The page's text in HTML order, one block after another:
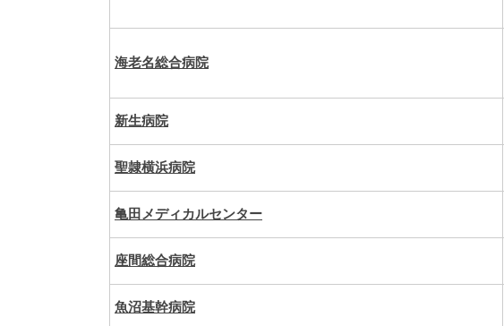
海老名総合病院
新生病院
聖隷横浜病院
亀田メディカルセンター
座間総合病院
魚沼基幹病院